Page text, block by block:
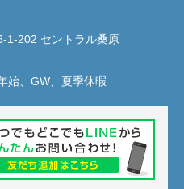
1-202 セントラル桑原
始、GW、夏季休暇